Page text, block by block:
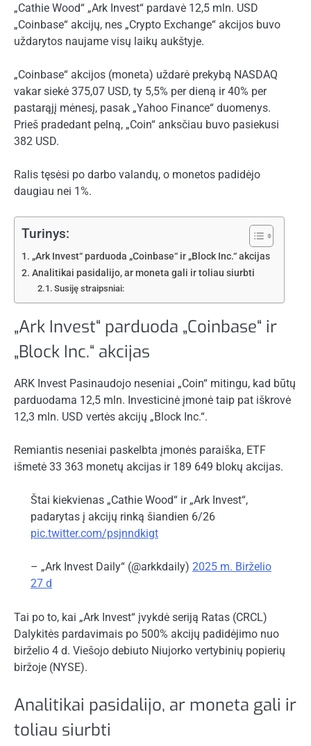
„Cathie Wood“ „Ark Invest“ pardavė 12,5 mln. USD
„Coinbase“ akcijų, nes „Crypto Exchange“ akcijos buvo
uždarytos naujame visų laikų aukštyje.
„Coinbase“ akcijos (moneta) uždarė prekybą NASDAQ
vakar siekė 375,07 USD, ty 5,5% per dieną ir 40% per
pastarąjį mėnesį, pasak „Yahoo Finance“ duomenys.
Prieš pradedant pelną, „Coin“ anksčiau buvo pasiekusi
382 USD.
Ralis tęsėsi po darbo valandų, o monetos padidėjo
daugiau nei 1%.
Turinys:
„Ark Invest“ parduoda „Coinbase“ ir „Block Inc.“ akcijas
Analitikai pasidalijo, ar moneta gali ir toliau siurbti
Susiję straipsniai:
„Ark Invest“ parduoda „Coinbase“ ir
„Block Inc.“ akcijas
ARK Invest Pasinaudojo neseniai „Coin“ mitingu, kad būtų
parduodama 12,5 mln. Investicinė įmonė taip pat iškrovė
12,3 mln. USD vertės akcijų „Block Inc.“.
Remiantis neseniai paskelbta įmonės paraiška, ETF
išmetė 33 363 monetų akcijas ir 189 649 blokų akcijas.
Štai kiekvienas „Cathie Wood“ ir „Ark Invest“,
padarytas į akcijų rinką šiandien 6/26
pic.twitter.com/psjnndkigt
– „Ark Invest Daily“ (@arkkdaily) 2025 m. Birželio
27 d
Tai po to, kai „Ark Invest“ įvykdė seriją Ratas (CRCL)
Dalykitės pardavimais po 500% akcijų padidėjimo nuo
birželio 4 d. Viešojo debiuto Niujorko vertybinių popierių
biržoje (NYSE).
Analitikai pasidalijo, ar moneta gali ir
toliau siurbti